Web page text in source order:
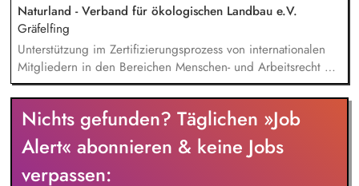
Naturland - Verband für ökologischen Landbau e.V.
Gräfelfing
Unterstützung im Zertifizierungsprozess von internationalen
Mitgliedern in den Bereichen Menschen- und Arbeitsrecht mit
Schwerpunkt auf Spanien, Lateinamerika und Indien. Analyse
und Überprüfung von Audit-Berichten und
zertifizierungsrelevanten Unterlagen, wie Lohnberechnungen,
Arbeitszeiterfassungen und Tarifverträgen. Durchführung von
Qualitätssicherungsbesuchen in Spanien und weltweit.
Weiterentwicklung der Naturland Richtlinien Soziale
Nichts gefunden? Täglichen »Job
Alert« abonnieren & keine Jobs
verpassen: